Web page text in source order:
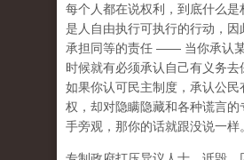
每个人都在说权利，到底什么是
是人自由执行可执行的行动，因
承担同等的责任 —— 当你承认
时候就有必须承认自己有义务去
如果你认可民主制度，承认公民
权，却对隐瞒隐藏和各种谎言的
手旁观，那你的话就跟没说一样。